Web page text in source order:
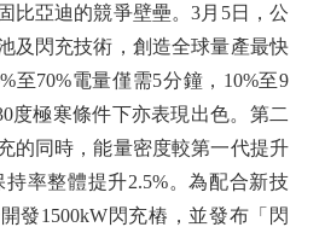
亞迪的競爭壁壘。3月5日，公
及閃充技術，創造全球量產最快
至70%電量僅需5分鐘，10%至9
度極寒條件下亦表現出色。第二
的同時，能量密度較第一代提升
率整體提升2.5%。為配合新技
發1500kW閃充樁，並發布「閃